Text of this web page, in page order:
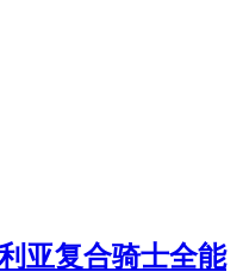
亚复合骑士全能